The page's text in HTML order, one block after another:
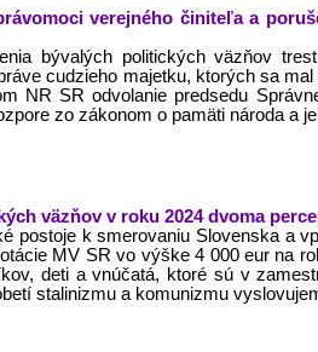
verejného činiteľa a
bývalých politických väzňov
cudzieho majetku, ktorých sa
NR SR odvolanie predsedu
zo zákonom o pamäti národa a
väzňov v roku 2024 dvoma
postoje k smerovaniu Slovenska a
MV SR vo výške 4 000 eur na
deti a vnúčatá, ktoré sú v
stalinizmu a komunizmu